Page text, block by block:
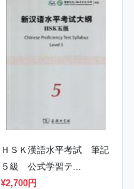
ＨＳＫ漢語水平考試 筆記
５級 公式学習テ...
¥2,700円